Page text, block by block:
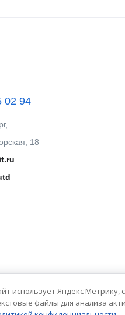
02 94
18
права защищены.
использует Яндекс
файлы для анализа